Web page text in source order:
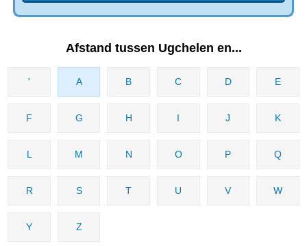
Afstand tussen Ugchelen en...
' A B C D E
F G H I J K
L M N O P Q
R S T U V W
Y Z